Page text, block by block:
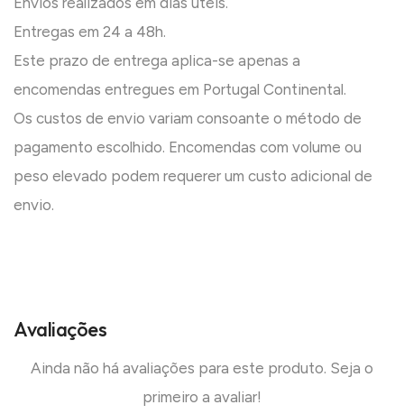
Entregas em 24 a 48h.
Este prazo de entrega aplica-se apenas a
encomendas entregues em Portugal Continental.
Os custos de envio variam consoante o método de
pagamento escolhido. Encomendas com volume ou
peso elevado podem requerer um custo adicional de
envio.
Avaliações
Ainda não há avaliações para este produto. Seja o
primeiro a avaliar!